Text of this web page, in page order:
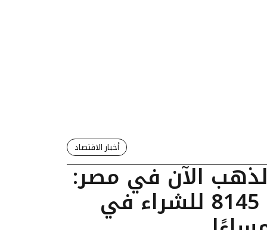
أخبار الاقتصاد
الآن في مصر:
عيار 24 يسجل 8145 للشراء في